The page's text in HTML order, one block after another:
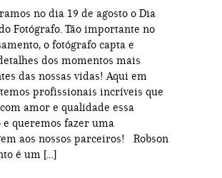
no dia 19 de agosto o Dia
Fotógrafo. Tão importante no
o fotógrafo capta e
dos momentos mais
das nossas vidas! Aqui em
profissionais incríveis que
amor e qualidade essa
queremos fazer uma
aos nossos parceiros! Robson
é um […]